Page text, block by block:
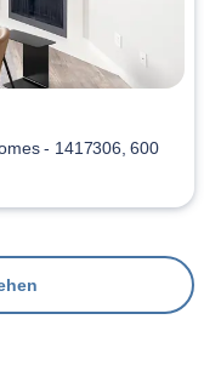
- 1417306, 600